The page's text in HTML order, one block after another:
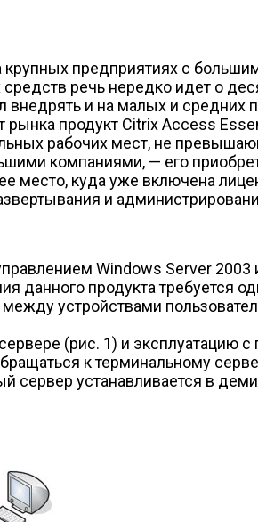
крупных предприятиях с
речь нередко идет о
и на малых и средних
продукт Citrix Access
рабочих мест, не
компаниями, — его
место, куда уже включена
и
Windows Server
данного продукта требуется
устройствами
(рис. 1) и эксплуатацию
к терминальному
сервер устанавливается в